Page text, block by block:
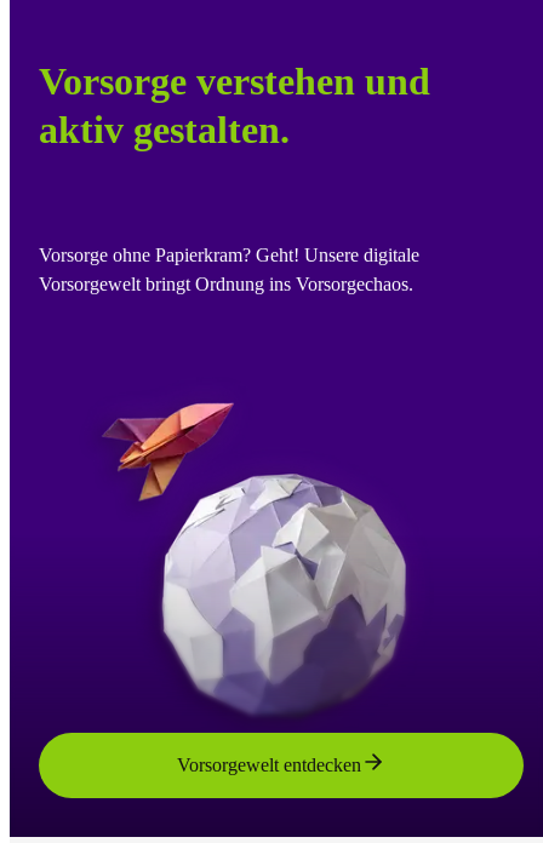
Vorsorge verstehen und
aktiv gestalten.
Vorsorge ohne Papierkram? Geht! Unsere digitale
Vorsorgewelt bringt Ordnung ins Vorsorgechaos.
Vorsorgewelt entdecken